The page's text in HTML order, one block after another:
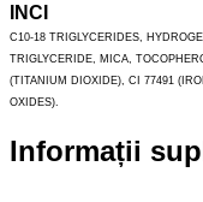
INCI
C10-18 TRIGLYCERIDES,
TRIGLYCERIDE, MICA,
(TITANIUM DIOXIDE), CI 77491
OXIDES).
Informații